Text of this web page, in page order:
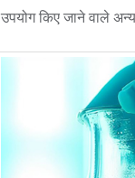
उपयोग किए जाने वाले